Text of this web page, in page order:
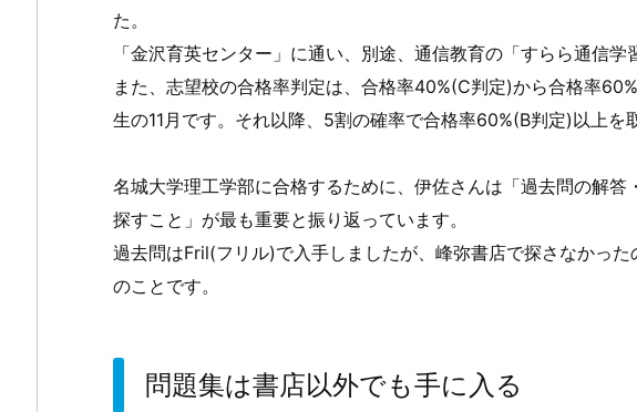
た。
「金沢育英センター」に通い、別途、通信教育の「すらら通信学
また、志望校の合格率判定は、合格率40%(C判定)から合格率
生の11月です。それ以降、5割の確率で合格率60%(B判定)以上を
名城大学理工学部に合格するために、伊佐さんは「過去問の解答
探すこと」が最も重要と振り返っています。
過去問はFril(フリル)で入手しましたが、峰弥書店で探さなかっ
のことです。
問題集は書店以外でも手に入る